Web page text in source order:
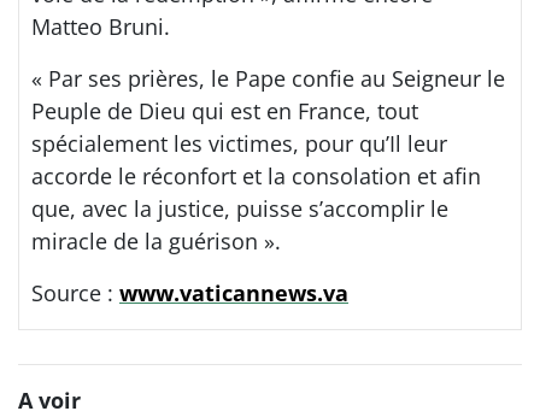
Matteo Bruni.
« Par ses prières, le Pape confie au Seigneur le
Peuple de Dieu qui est en France, tout
spécialement les victimes, pour qu’Il leur
accorde le réconfort et la consolation et afin
que, avec la justice, puisse s’accomplir le
miracle de la guérison ».
Source : www.vaticannews.va
A voir